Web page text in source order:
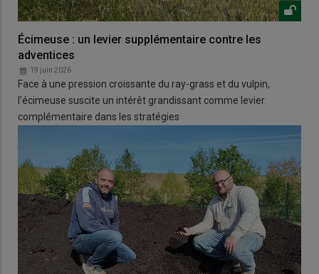
Écimeuse : un levier supplémentaire contre les
adventices
19 juin 2026
Face à une pression croissante du ray-grass et du vulpin,
l’écimeuse suscite un intérêt grandissant comme levier
complémentaire dans les stratégies